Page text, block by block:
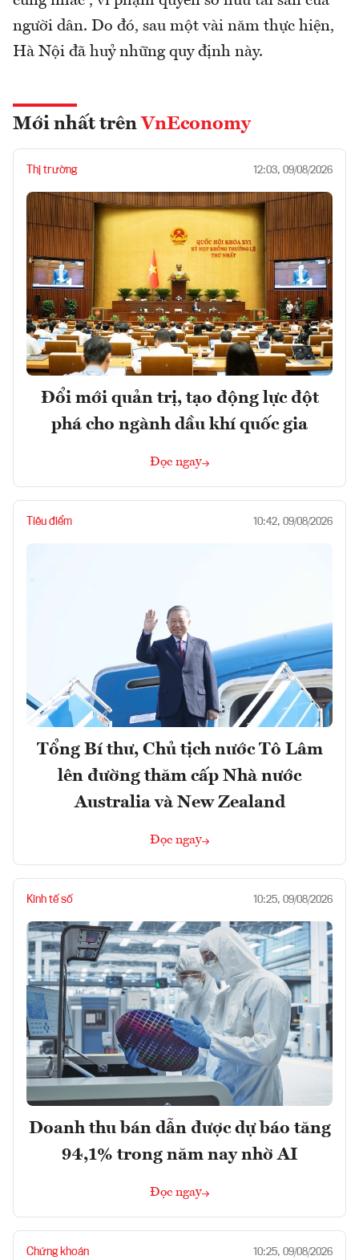
người dân. Do đó, sau một vài năm thực hiện,
Hà Nội đã huỷ những quy định này.
Mới nhất trên VnEconomy
Thị trường 12:03, 09/08/2026
Đổi mới quản trị, tạo động lực đột
phá cho ngành dầu khí quốc gia
Đọc ngay
Tiêu điểm 10:42, 09/08/2026
Tổng Bí thư, Chủ tịch nước Tô Lâm
lên đường thăm cấp Nhà nước
Australia và New Zealand
Đọc ngay
Kinh tế số 10:25, 09/08/2026
Doanh thu bán dẫn được dự báo tăng
94,1% trong năm nay nhờ AI
Đọc ngay
Chứng khoán 10:25, 09/08/2026